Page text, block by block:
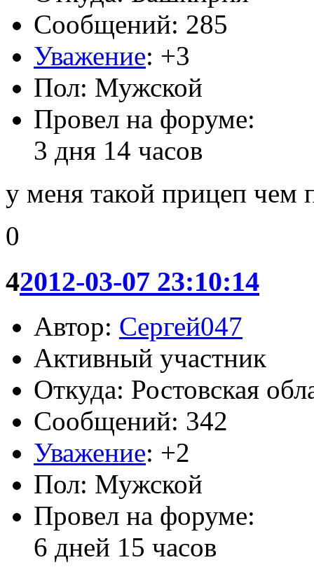
Сообщений: 285
Уважение: +3
Пол: Мужской
Провел на форуме:
3 дня 14 часов
у меня такой прицеп чем
0
42012-03-07 23:10:14
Автор: Сергей047
Активный участник
Откуда: Ростовская
Сообщений: 342
Уважение: +2
Пол: Мужской
Провел на форуме:
6 дней 15 часов